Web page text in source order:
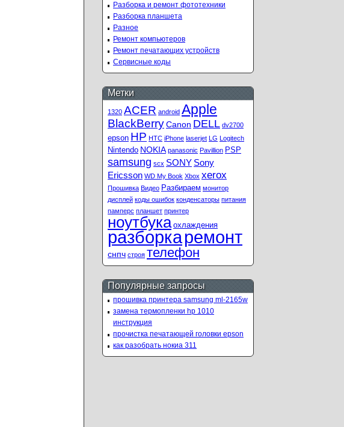
Разборка и ремонт фототехники
Разборка планшета
Разное
Ремонт компьютеров
Ремонт печатающих устройств
Сервисные коды
Метки
1320 ACER android Apple
BlackBerryCanon DELL dv2700
epson HP HTC iPhone laserjet LG Logitech
Nintendo NOKIA panasonic Pavillion PSP
samsung scx SONY Sony
Ericsson WD My Book Xbox xerox
Прошивка Видео Разбираем монитор
дисплей коды ошибок конденсаторы питания
памперс планшет принтер
ноутбука охлаждения
разборкаремонт
снпч строя телефон
Популярные запросы
прошивка принтера samsung ml-2165w
замена термопленки hp 1010
инструкция
прочистка печатающей головки epson
как разобрать нокиа 311